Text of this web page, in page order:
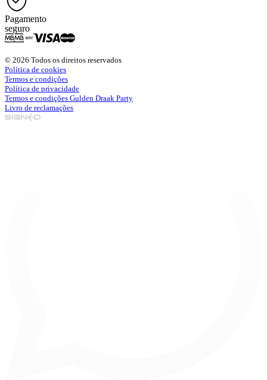
Pagamento
seguro
© 2026 Todos os direitos reservados
Política de cookies
Termos e condições
Política de privacidade
Termos e condições Gulden Draak Party
Livro de reclamações